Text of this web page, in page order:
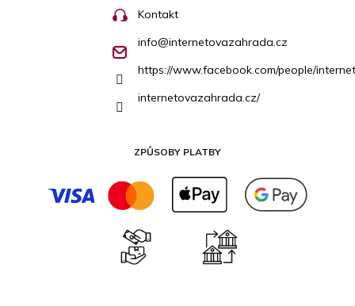
Kontakt
info@internetovazahrada.cz
https://www.facebook.com/people/
internetovazahrada.cz/
ZPŮSOBY PLATBY